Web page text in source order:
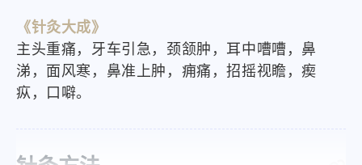
《针灸大成》
主头重痛，牙车引急，颈颔肿，耳中嘈嘈，鼻
涕，面风寒，鼻准上肿，痈痛，招摇视瞻，瘈
疭，口噼。